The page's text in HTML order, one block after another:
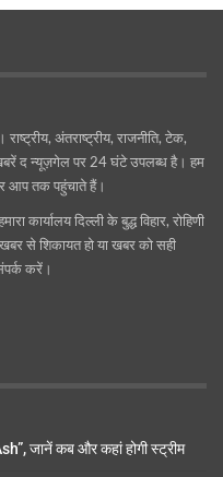
अंतराष्ट्रीय, राजनीति, टेक,
द न्यूज़गेल पर 24 घंटे उपलब्ध है। हम
आप तक पहुंचाते हैं।
कार्यालय दिल्ली के बुद्ध विहार, रोहिणी
से शिकायत हो या खबर को सही
करें।
जानें कब और कहां होगी स्ट्रीम